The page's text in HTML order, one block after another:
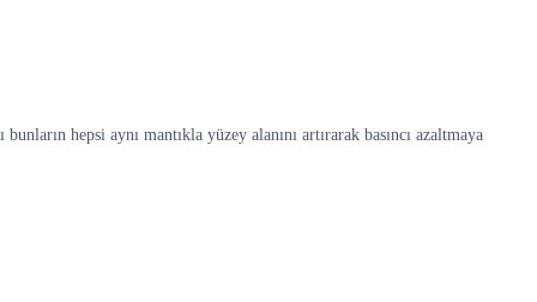
hepsi aynı mantıkla yüzey alanını artırarak basıncı azaltmaya